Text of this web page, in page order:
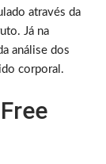
através da
Já na
análise dos
corporal.